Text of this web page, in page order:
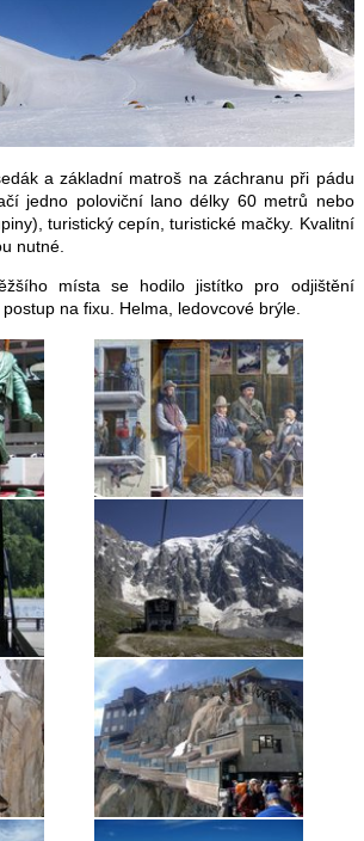
a základní matroš na záchranu při pádu
jedno poloviční lano délky 60 metrů nebo
turistický cepín, turistické mačky. Kvalitní
nutné.
místa se hodilo jistítko pro odjištění
na fixu. Helma, ledovcové brýle.